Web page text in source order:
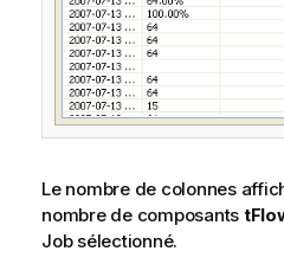
Le nombre de colonnes
nombre de composants
Job sélectionné.